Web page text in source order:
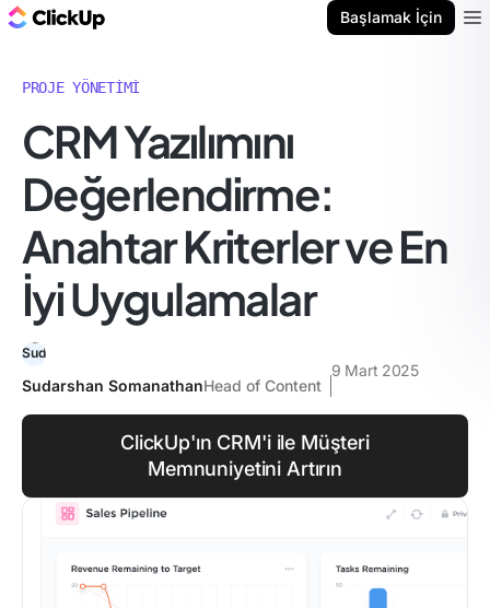
Başlamak İçin
PROJE YÖNETIMI
CRM Yazılımını
Değerlendirme:
Anahtar Kriterler ve En
İyi Uygulamalar
Sudarshan SomanathanHead of Content
9 Mart 2025
ClickUp'ın CRM'i ile Müşteri
Memnuniyetini Artırın